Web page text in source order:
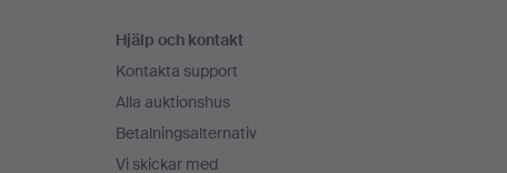
Hjälp och kontakt
Kontakta support
Alla auktionshus
Betalningsalternativ
Vi skickar med